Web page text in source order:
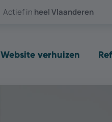
Actief in heel Vlaanderen
Website verhuizen